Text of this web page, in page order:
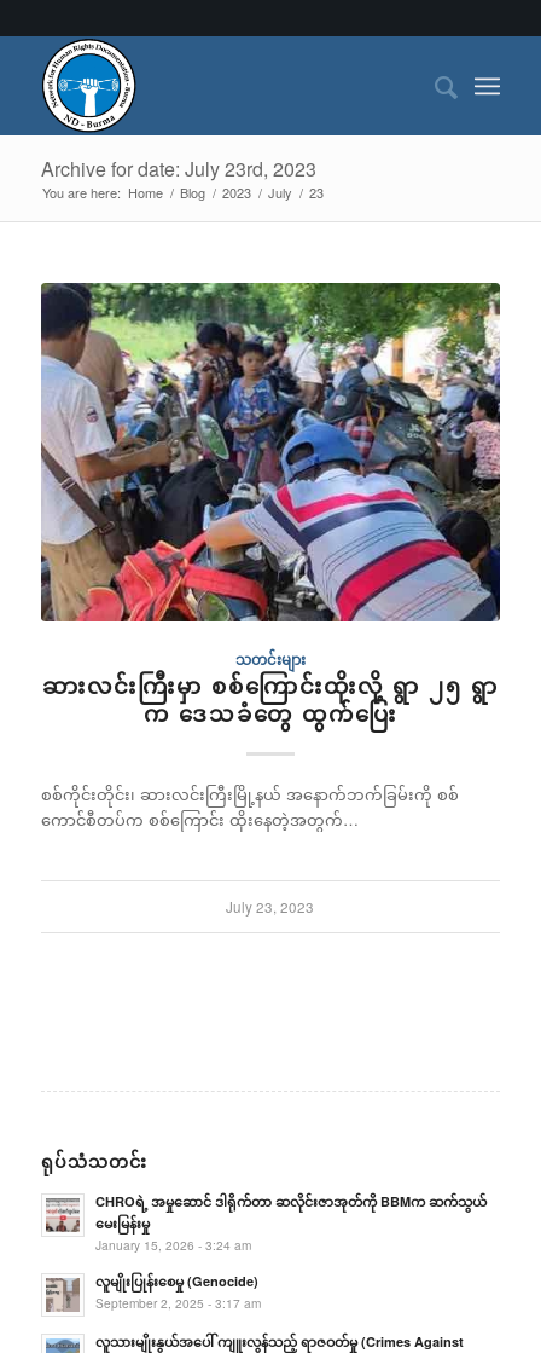
Archive for date: July 23rd, 2023
You are here: Home / Blog / 2023 / July / 23
သတင်းများ
ဆားလင်းကြီးမှာ စစ်ကြောင်းထိုးလို့ ရွာ ၂၅ ရွာ
က ဒေသခံတွေ ထွက်ပြေး
စစ်ကိုင်းတိုင်း၊ ဆားလင်းကြီးမြို့နယ် အနောက်ဘက်ခြမ်းကို စစ်
ကောင်စီတပ်က စစ်ကြောင်း ထိုးနေတဲ့အတွက်…
July 23, 2023
ရုပ်သံသတင်း
CHROရဲ့ အမှုဆောင် ဒါရိုက်တာ ဆလိုင်းဇာအုတ်ကို BBMက ဆက်သွယ်
မေးမြန်းမှု
January 15, 2026 - 3:24 am
လူမျိုးပြုန်းစေမှု (Genocide)
September 2, 2025 - 3:17 am
လူသားမျိုးနွယ်အပေါ် ကျူးလွန်သည့် ရာဇဝတ်မှု (Crimes Against